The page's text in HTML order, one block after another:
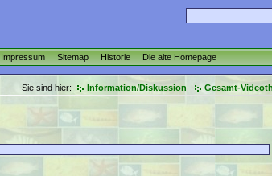
Impressum Sitemap Historie Die alte Homepage
Sie sind hier: Information/Diskussion Gesamt-